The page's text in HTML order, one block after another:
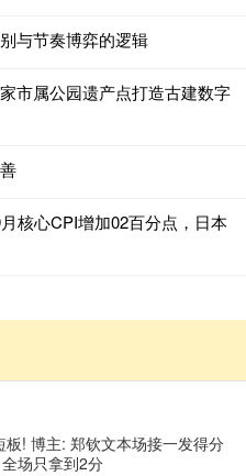
与节奏博弈的逻辑
市属公园遗产点打造古建数字
核心CPI增加02百分点，日本
板! 博主: 郑钦文本场接一发得分
场只拿到2分